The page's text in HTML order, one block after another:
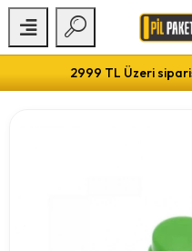
2999 TL Üzeri